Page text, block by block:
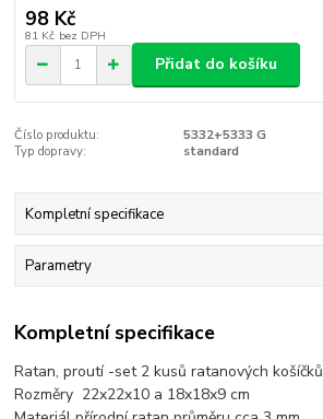
98 Kč
81 Kč bez DPH
Přidat do košíku
Číslo produktu:
5332+5333 G
Typ dopravy:
standard
Kompletní specifikace
Parametry
Kompletní specifikace
Ratan, proutí -set 2 kusů ratanových košíčků
Rozměry 22x22x10 a 18x18x9 cm